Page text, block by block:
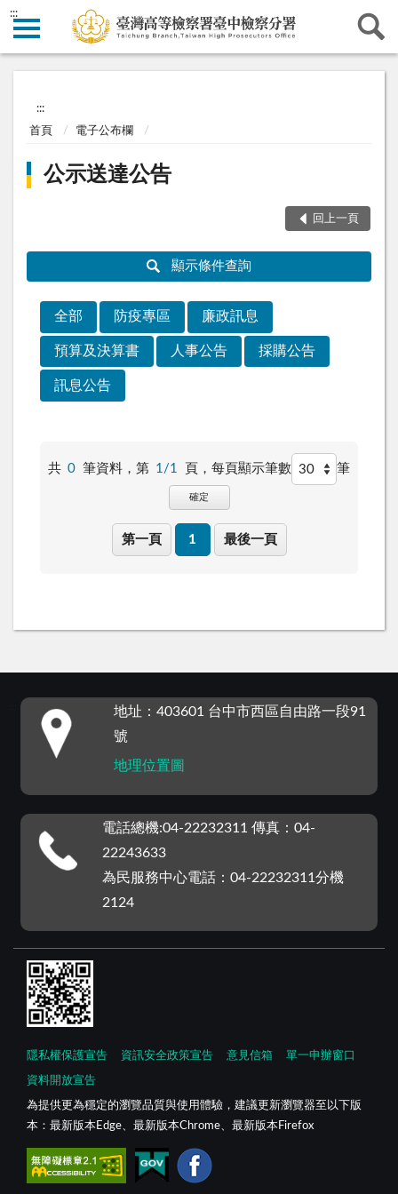
:::
:::
首頁 電子公布欄
公示送達公告
回上一頁
顯示條件查詢
全部 防疫專區 廉政訊息
預算及決算書 人事公告 採購公告
訊息公告
共 0 筆資料，第 1/1 頁， 每頁顯示筆數 筆
確定
第一頁 1 最後一頁
地址：403601 台中市西區自由路一段91
號
地理位置圖
電話總機:04-22232311 傳真：04-
22243633
為民服務中心電話：04-22232311分機
2124
隱私權保護宣告 資訊安全政策宣告 意見信箱 單一申辦窗口
資料開放宣告
為提供更為穩定的瀏覽品質與使用體驗，建議更新瀏覽器至以下版
本：最新版本Edge、最新版本Chrome、最新版本Firefox